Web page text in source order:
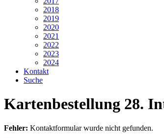
2018
2019
2020
2021
2022
2023
2024
Kontakt
Suche
Kartenbestellung 28.
Fehler: Kontaktformular wurde nicht gefunden.